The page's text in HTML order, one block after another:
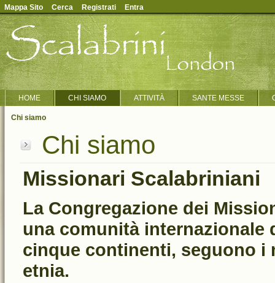
HOME CHI SIAMO ATTIVITÀ SANTE MESSE
Chi siamo
Chi siamo
Missionari Scalabriniani
La Congregazione dei
una comunità internazionale
cinque continenti, seguono i
etnia.
Mappa Sito Cerca Registrati Entra